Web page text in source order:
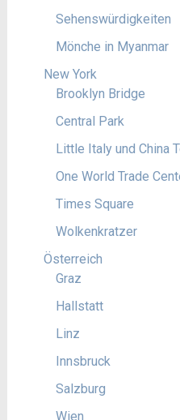
Sehenswürdigkeiten
Mönche in Myanmar
New York
Brooklyn Bridge
Central Park
Little Italy und China
One World Trade
Times Square
Wolkenkratzer
Österreich
Graz
Hallstatt
Linz
Innsbruck
Salzburg
Wien